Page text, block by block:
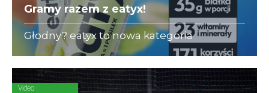
Gramy razem z eatyx!
Głodny? eatyx to nowa kategoria
Hyperfood®, czyli pełnowartościowych
posiłków w różnych postaciach,
mogących zastąpić dowolne danie w
ciągu dnia
Video